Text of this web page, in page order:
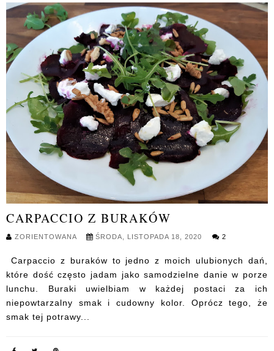
CARPACCIO Z BURAKÓW
ZORIENTOWANA ŚRODA, LISTOPADA 18, 2020 2
Carpaccio z buraków to jedno z moich ulubionych dań,
które dość często jadam jako samodzielne danie w porze
lunchu. Buraki uwielbiam w każdej postaci za ich
niepowtarzalny smak i cudowny kolor. Oprócz tego, że
smak tej potrawy...